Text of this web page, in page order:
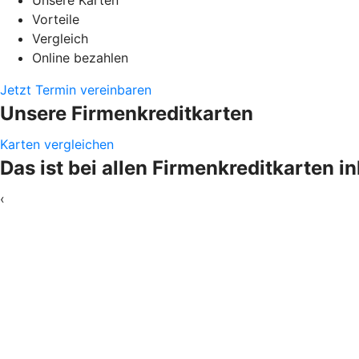
Vorteile
Vergleich
Online bezahlen
Jetzt Termin vereinbaren
Unsere Firmenkreditkarten
Karten vergleichen
Das ist bei allen Firmenkreditkarten
‹